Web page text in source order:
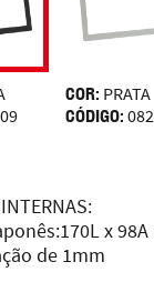
COR: PRATA
CÓDIGO:
x
de 1mm